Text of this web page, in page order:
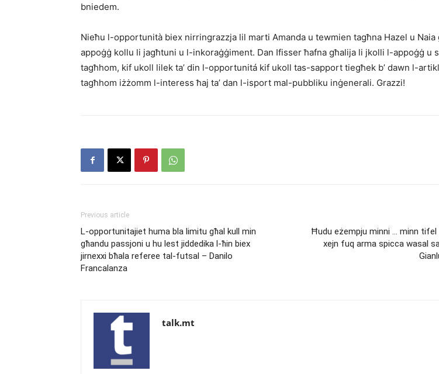
bniedem.
Nieħu l-opportunità biex nirringrazzja lil marti Amanda u tewmien tagħna Hazel u Naia
appoġġ kollu li jagħtuni u l-inkoraġġiment. Dan Ifisser ħafna għalija li jkolli l-appoġġ u
tagħhom, kif ukoll lilek ta’ din l-opportunitá kif ukoll tas-sapport tiegħek b’ dawn l-
tagħhom iżżomm l-interess ħaj ta’ dan l-isport mal-pubbliku inġenerali. Grazzi!
Previous article
L-opportunitajiet huma bla limitu għal kull min
għandu passjoni u hu lest jiddedika l-ħin biex
jirnexxi bħala referee tal-futsal – Danilo
Francalanza
Ħudu eżempju minni … minn tifel
xejn fuq arma spicca wasal
talk.mt